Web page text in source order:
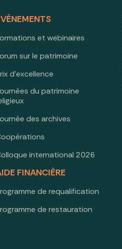
et webinaires
sur le patrimoine
d’excellence
du patrimoine
des archives
international 2026
FINANCIÈRE
de requalification
de restauration